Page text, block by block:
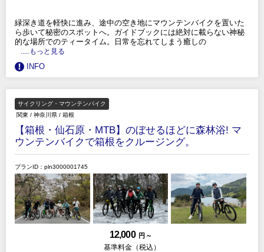
緑深き道を軽快に進み、途中の空き地にマウンテンバイクを置いた
ら歩いて秘密のスポットへ。ガイドブックには絶対に載らない神秘
的な場所でのティータイム。日常を忘れてしまう癒しの
.....もっと見る
INFO
サイクリング・マウンテンバイク
関東 / 神奈川県 / 箱根
【箱根・仙石原・MTB】のぼせるほどに森林浴! マ
ウンテンバイクで箱根をクルージング。
プランID：pln3000001745
12,000 円 ～
基準料金（税込）